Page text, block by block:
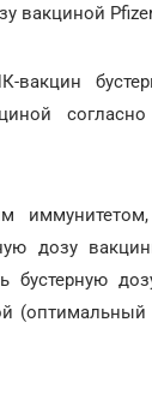
вакциной
вакцин
дозу
бустерную